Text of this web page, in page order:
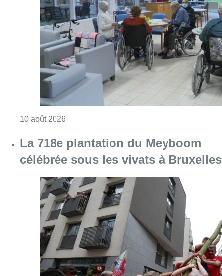
10 août 2026
La 718e plantation du Meyboom
célébrée sous les vivats à Bruxelles